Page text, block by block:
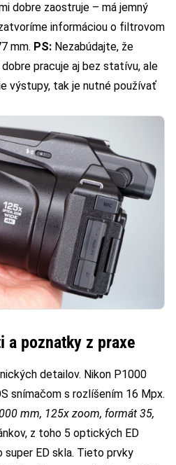
dobre zaostruje – má jemný
informáciou o filtrovom
mm. PS: Nezabúdajte, že
pracuje aj bez statívu, ale
výstupy, tak je nutné používať
a poznatky z praxe
detailov. Nikon P1000
snímačom s rozlíšením 16 Mpx.
mm, 125x zoom, formát 35,
z toho 5 optických ED
ED skla. Tieto prvky